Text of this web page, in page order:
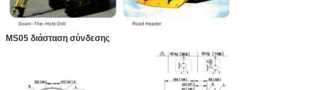
MS05 διάσταση σύνδεσης